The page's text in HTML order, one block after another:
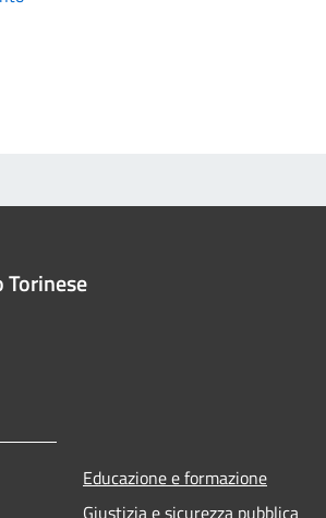
Educazione e formazione
Giustizia e sicurezza pubblica